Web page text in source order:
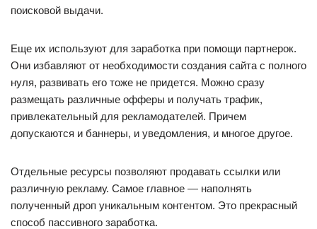
поисковой выдачи.
Еще их используют для заработка при помощи партнерок.
Они избавляют от необходимости создания сайта с полного
нуля, развивать его тоже не придется. Можно сразу
размещать различные офферы и получать трафик,
привлекательный для рекламодателей. Причем
допускаются и баннеры, и уведомления, и многое другое.
Отдельные ресурсы позволяют продавать ссылки или
различную рекламу. Самое главное — наполнять
полученный дроп уникальным контентом. Это прекрасный
способ пассивного заработка.